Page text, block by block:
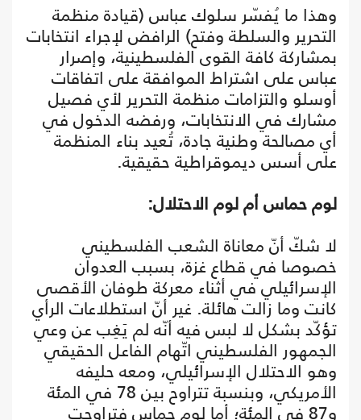
وهذا ما يُفسّر سلوك عباس (قيادة منظمة
التحرير والسلطة وفتح) الرافض لإجراء انتخابات
بمشاركة كافة القوى الفلسطينية، وإصرار
عباس على اشتراط الموافقة على اتفاقات
أوسلو والتزامات منظمة التحرير لأي فصيل
مشارك في الانتخابات، ورفضه الدخول في
أي مصالحة وطنية جادة، تُعيد بناء المنظمة
على أسس ديموقراطية حقيقية.
لوم حماس أم لوم الاحتلال:
لا شكّ أنّ معاناة الشعب الفلسطيني
خصوصا في قطاع غزة، بسبب العدوان
الإسرائيلي في أثناء معركة طوفان الأقصى
كانت وما زالت هائلة. غير أنّ استطلاعات الرأي
تؤكّد بشكل لا لبس فيه أنّه لم يَغِب عن وعي
الجمهور الفلسطيني اتّهام الفاعل الحقيقي
وهو الاحتلال الإسرائيلي، ومعه حليفه
الأمريكي، وبنسبة تتراوح بين 78 في المئة
و87 في المئة؛ أما لوم حماس فتراوحت